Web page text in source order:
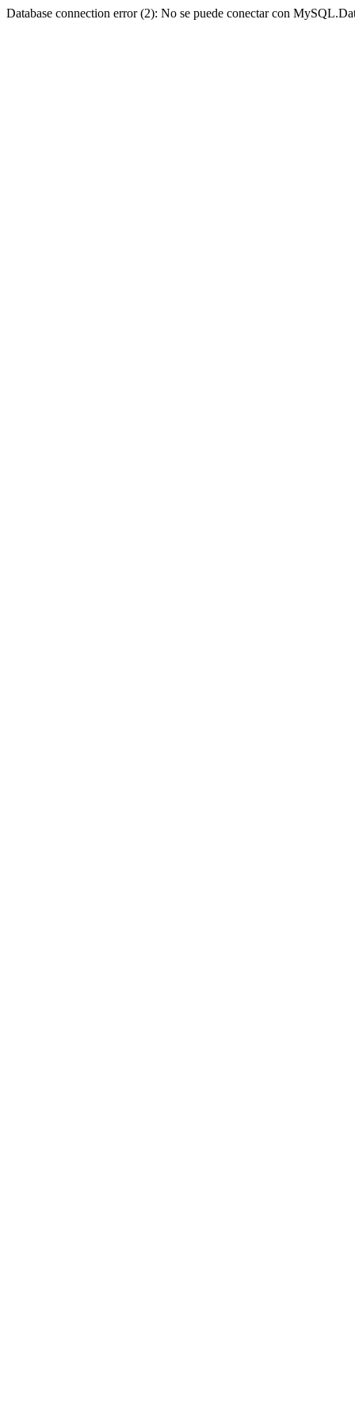
Database connection error (2): No se puede conectar con